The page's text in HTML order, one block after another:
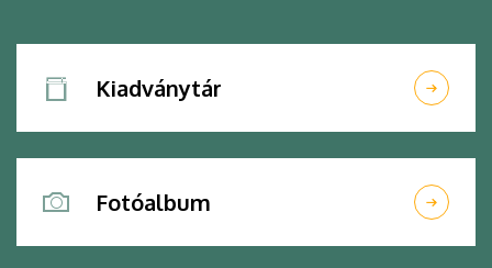
Kiadványtár
Fotóalbum